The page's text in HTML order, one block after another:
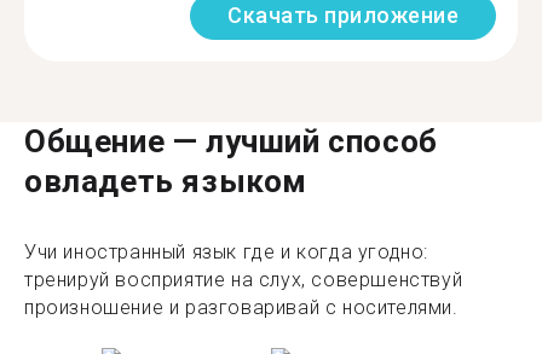
Скачать приложение
Общение — лучший способ
овладеть языком
Учи иностранный язык где и когда угодно:
тренируй восприятие на слух, совершенствуй
произношение и разговаривай с носителями.